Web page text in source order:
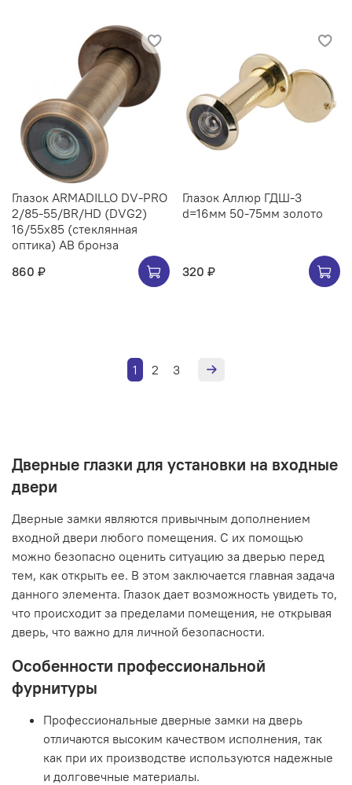
Глазок ARMADILLO DV-PRO
2/85-55/BR/HD (DVG2)
16/55x85 (стеклянная
оптика) AB бронза
860 ₽
Глазок Аллюр ГДШ-3
d=16мм 50-75мм золото
320 ₽
1 2 3
Дверные глазки для установки на входные
двери
Дверные замки являются привычным дополнением
входной двери любого помещения. С их помощью
можно безопасно оценить ситуацию за дверью перед
тем, как открыть ее. В этом заключается главная задача
данного элемента. Глазок дает возможность увидеть то,
что происходит за пределами помещения, не открывая
дверь, что важно для личной безопасности.
Особенности профессиональной
фурнитуры
Профессиональные дверные замки на дверь
отличаются высоким качеством исполнения, так
как при их производстве используются надежные
и долговечные материалы.